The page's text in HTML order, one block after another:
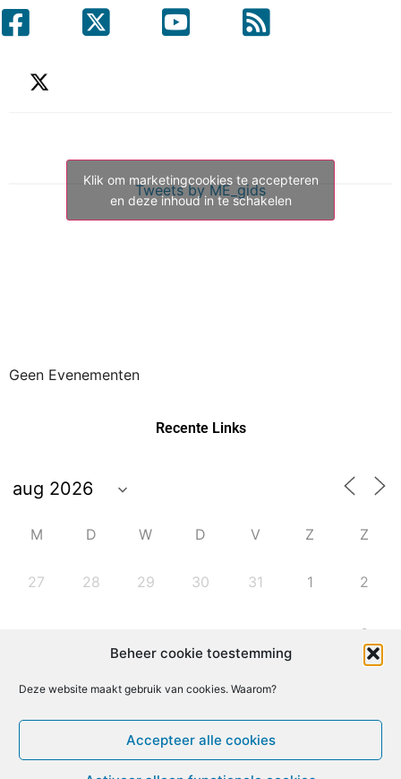
Beheer cookie toestemming
Deze website maakt gebruik van cookies. Waarom?
Accepteer alle cookies
Tweets by ME_gids
Klik om marketingcookies te accepteren
en deze inhoud in te schakelen
Geen Evenementen
Recente Links
M D W D V Z Z
27 28 29 30 31 1 2
9
10 11 12 13 14
19 20 21